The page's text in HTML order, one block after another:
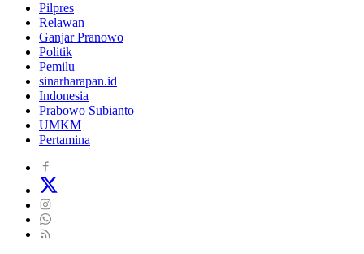
Pilpres
Relawan
Ganjar Pranowo
Politik
Pemilu
sinarharapan.id
Indonesia
Prabowo Subianto
UMKM
Pertamina